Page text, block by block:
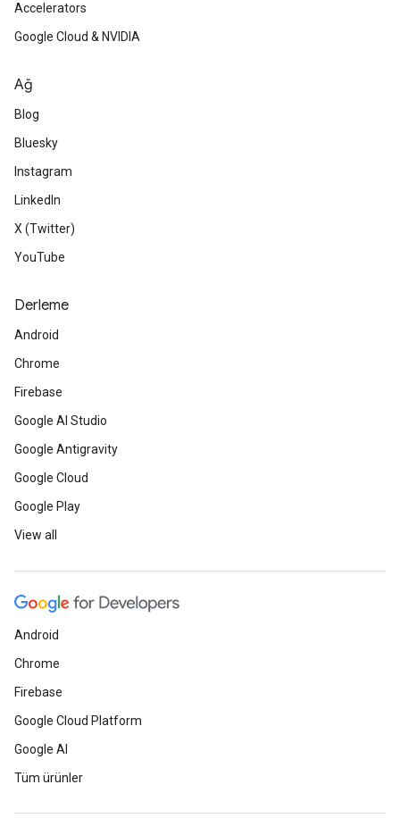
Accelerators
Google Cloud & NVIDIA
Ağ
Blog
Bluesky
Instagram
LinkedIn
X (Twitter)
YouTube
Derleme
Android
Chrome
Firebase
Google AI Studio
Google Antigravity
Google Cloud
Google Play
View all
Android
Chrome
Firebase
Google Cloud Platform
Google AI
Tüm ürünler